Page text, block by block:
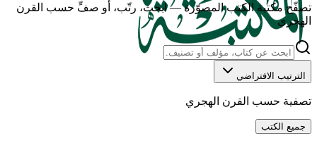
تصفّح مكتبة الكتب المصوّرة — ابحث، رتّب، أو صفِّ حسب القرن
الهجري
الترتيب الافتراضي
تصفية حسب القرن الهجري
جميع الكتب